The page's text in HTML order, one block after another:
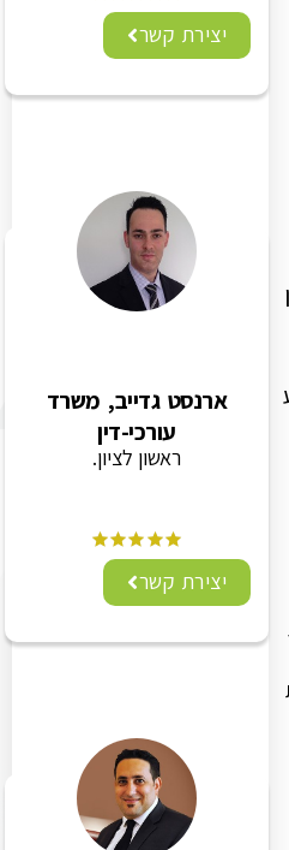
יצירת קשר
ארנסט גדייב, משרד
עורכי-דין
ראשון לציון.
יצירת קשר